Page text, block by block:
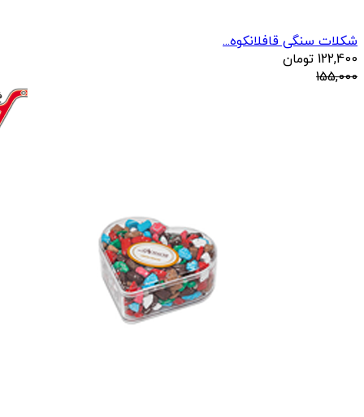
شکلات سنگی قافلانکوه...
122,400 تومان
155,000